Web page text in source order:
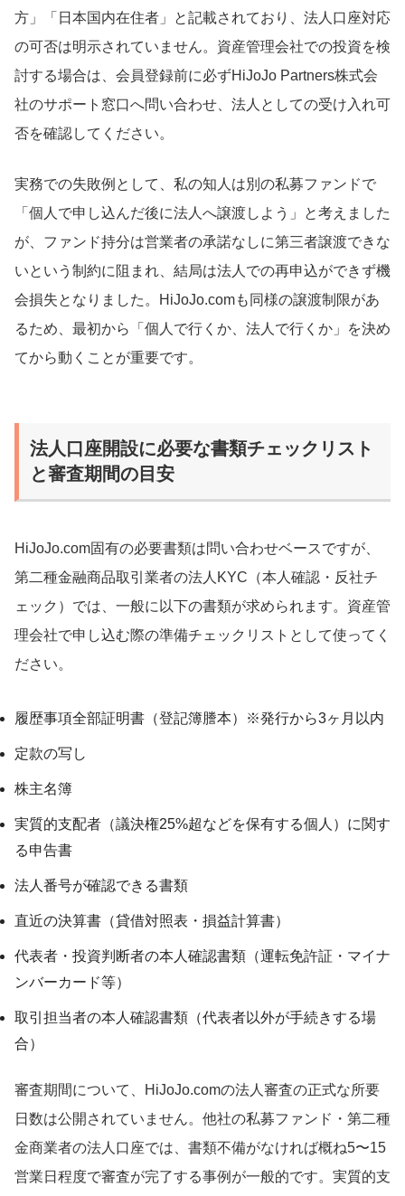
方」「日本国内在住者」と記載されており、法人口座対応
の可否は明示されていません。資産管理会社での投資を検
討する場合は、会員登録前に必ずHiJoJo Partners株式会
社のサポート窓口へ問い合わせ、法人としての受け入れ可
否を確認してください。
実務での失敗例として、私の知人は別の私募ファンドで
「個人で申し込んだ後に法人へ譲渡しよう」と考えました
が、ファンド持分は営業者の承諾なしに第三者譲渡できな
いという制約に阻まれ、結局は法人での再申込ができず機
会損失となりました。HiJoJo.comも同様の譲渡制限があ
るため、最初から「個人で行くか、法人で行くか」を決め
てから動くことが重要です。
法人口座開設に必要な書類チェックリスト
と審査期間の目安
HiJoJo.com固有の必要書類は問い合わせベースですが、
第二種金融商品取引業者の法人KYC（本人確認・反社チ
ェック）では、一般に以下の書類が求められます。資産管
理会社で申し込む際の準備チェックリストとして使ってく
ださい。
履歴事項全部証明書（登記簿謄本）※発行から3ヶ月以内
定款の写し
株主名簿
実質的支配者（議決権25%超などを保有する個人）に関す
る申告書
法人番号が確認できる書類
直近の決算書（貸借対照表・損益計算書）
代表者・投資判断者の本人確認書類（運転免許証・マイナ
ンバーカード等）
取引担当者の本人確認書類（代表者以外が手続きする場
合）
審査期間について、HiJoJo.comの法人審査の正式な所要
日数は公開されていません。他社の私募ファンド・第二種
金商業者の法人口座では、書類不備がなければ概ね5〜15
営業日程度で審査が完了する事例が一般的です。実質的支